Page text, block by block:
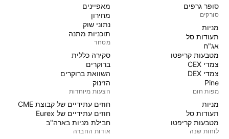
סופר גרפים
סורקים
מניות‏
תעודות סל
אג"ח
מטבעות קריפטו
צמדי CEX
צמדי DEX
Pine
מפות חום
מניות‏
תעודות סל
מטבעות קריפטו
לוחות שנה
מאפיינים
מחירון
נתוני שוק
תוכניות מתנה
מסחר
סקירה כללית
ברוקרים
השוואת ברוקרים
הזינוק
הצעות מיוחדות
חוזים עתידיים של קבוצת CME
חוזים עתידיים של Eurex
חבילת מניות בארה"ב
אודות החברה